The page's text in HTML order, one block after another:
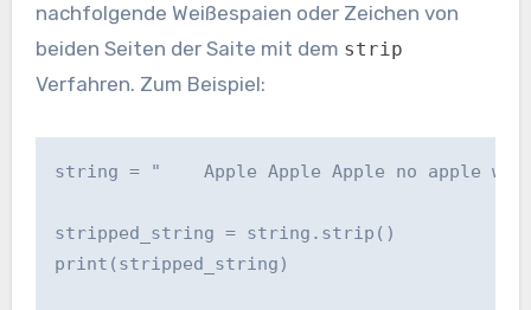
nachfolgende Weißespaien oder Zeichen von
beiden Seiten der Saite mit dem strip
Verfahren. Zum Beispiel:
string = "    Apple Apple Apple no apple
stripped_string = string.strip()
print(stripped_string)